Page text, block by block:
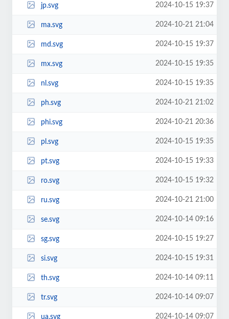
jp.svg 2024-10-15 19:37
ma.svg 2024-10-21 21:04
md.svg 2024-10-15 19:37
mx.svg 2024-10-15 19:35
nl.svg 2024-10-15 19:35
ph.svg 2024-10-21 21:02
phi.svg 2024-10-21 20:36
pl.svg 2024-10-15 19:35
pt.svg 2024-10-15 19:33
ro.svg 2024-10-15 19:32
ru.svg 2024-10-21 21:00
se.svg 2024-10-14 09:16
sg.svg 2024-10-15 19:27
si.svg 2024-10-15 19:31
th.svg 2024-10-14 09:11
tr.svg 2024-10-14 09:07
ua.svg 2024-10-14 09:07